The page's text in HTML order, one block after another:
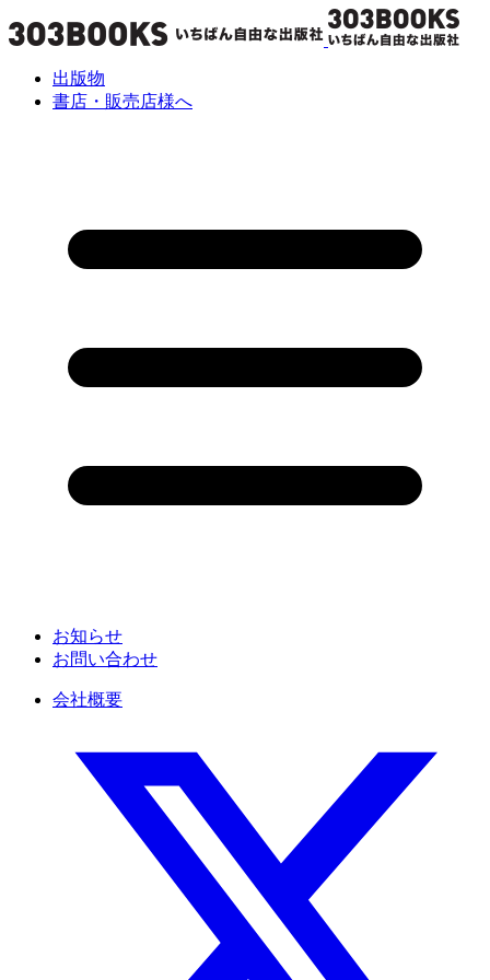
出版物
書店・販売店様へ
お知らせ
お問い合わせ
会社概要